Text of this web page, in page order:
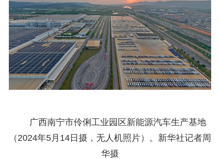
广西南宁市伶俐工业园区新能源汽车生产基地
（2024年5月14日摄，无人机照片）。新华社记者周
华摄